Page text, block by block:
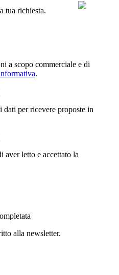
tua richiesta.
a scopo commerciale e di
.
dati per ricevere proposte in
letto e accettato la
alla newsletter.